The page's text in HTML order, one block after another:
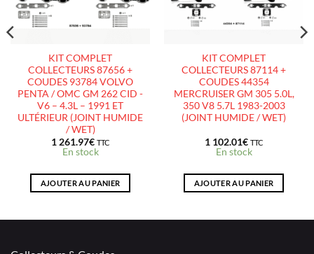
KIT COMPLET
COLLECTEURS 87656 +
COUDES 93784 VOLVO
PENTA / OMC GM 262 CID -
V6 – 4.3L – 1991 ET
ULTÉRIEUR (JOINT HUMIDE
/ WET)
1 261.97€ TTC
En stock
AJOUTER AU PANIER
KIT COMPLET
COLLECTEURS 87114 +
COUDES 44354
MERCRUISER GM 305 5.0L,
350 V8 5.7L 1983-2003
(JOINT HUMIDE / WET)
1 102.01€ TTC
En stock
AJOUTER AU PANIER